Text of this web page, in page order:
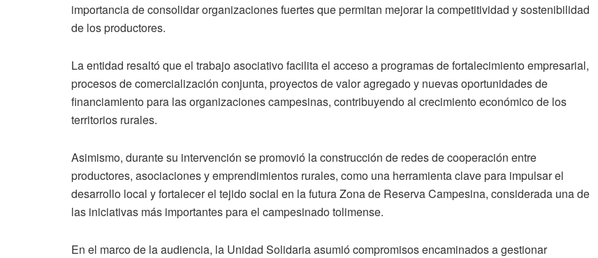
importancia de consolidar organizaciones fuertes que permitan mejorar la competitividad y sostenibilidad
de los productores.
La entidad resaltó que el trabajo asociativo facilita el acceso a programas de fortalecimiento empresarial,
procesos de comercialización conjunta, proyectos de valor agregado y nuevas oportunidades de
financiamiento para las organizaciones campesinas, contribuyendo al crecimiento económico de los
territorios rurales.
Asimismo, durante su intervención se promovió la construcción de redes de cooperación entre
productores, asociaciones y emprendimientos rurales, como una herramienta clave para impulsar el
desarrollo local y fortalecer el tejido social en la futura Zona de Reserva Campesina, considerada una de
las iniciativas más importantes para el campesinado tolimense.
En el marco de la audiencia, la Unidad Solidaria asumió compromisos encaminados a gestionar